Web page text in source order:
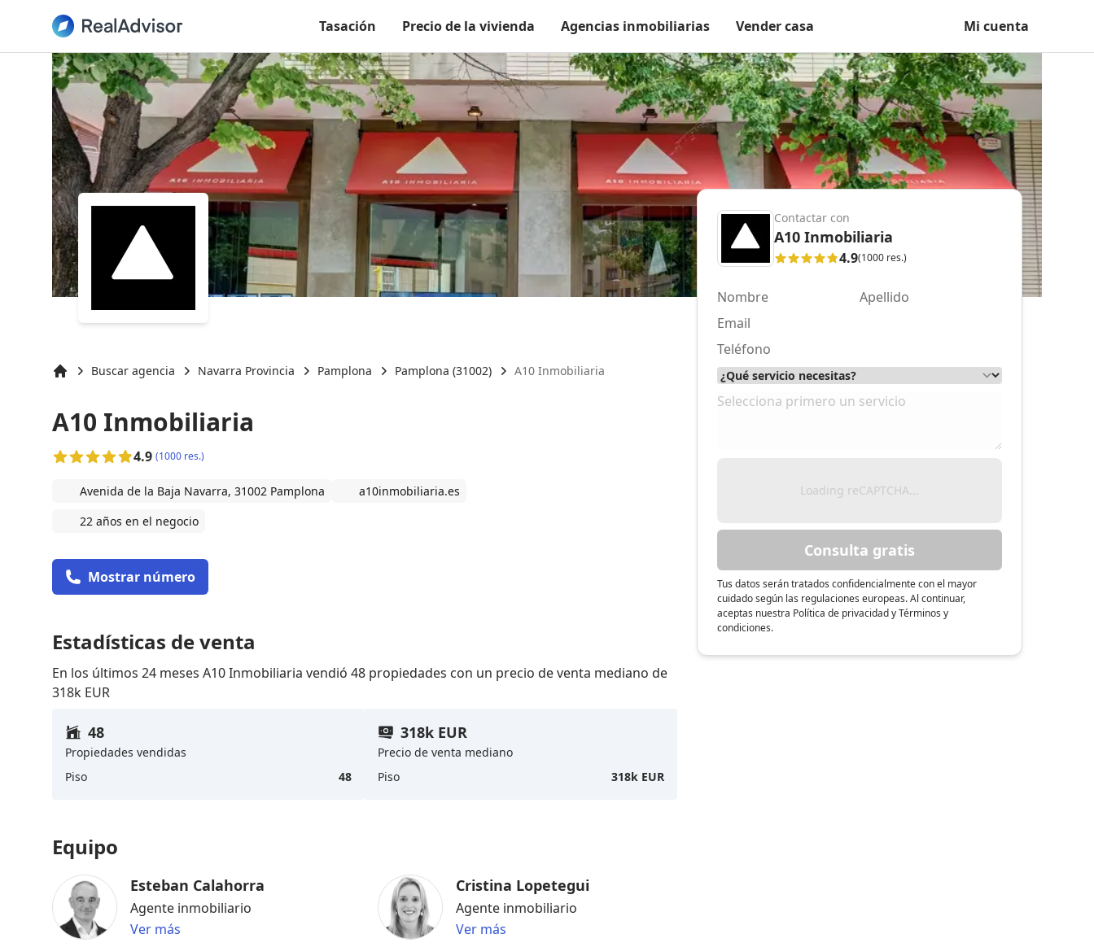
Tasación Precio de la vivienda Agencias inmobiliarias Vender casa Mi cuenta
Buscar agencia Navarra Provincia Pamplona Pamplona (31002) A10 Inmobiliaria
A10 Inmobiliaria
4.9 (1000 res.)
Avenida de la Baja Navarra, 31002 Pamplona
a10inmobiliaria.es
22 años en el negocio
Mostrar número
Estadísticas de venta
En los últimos 24 meses A10 Inmobiliaria vendió 48 propiedades con un precio de venta mediano de
318k EUR
48
Propiedades vendidas
Piso
48
318k EUR
Precio de venta mediano
Piso
318k EUR
Equipo
Esteban Calahorra
Agente inmobiliario
Ver más
Cristina Lopetegui
Agente inmobiliario
Ver más
Contactar con
A10 Inmobiliaria
4.9(1000 res.)
Loading reCAPTCHA...
Consulta gratis
Tus datos serán tratados confidencialmente con el mayor
cuidado según las regulaciones europeas. Al continuar,
aceptas nuestra Política de privacidad y Términos y
condiciones.